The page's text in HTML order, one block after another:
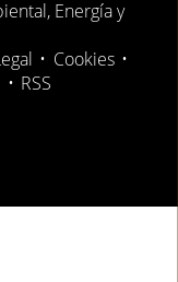
Energía y
• Cookies •
• RSS